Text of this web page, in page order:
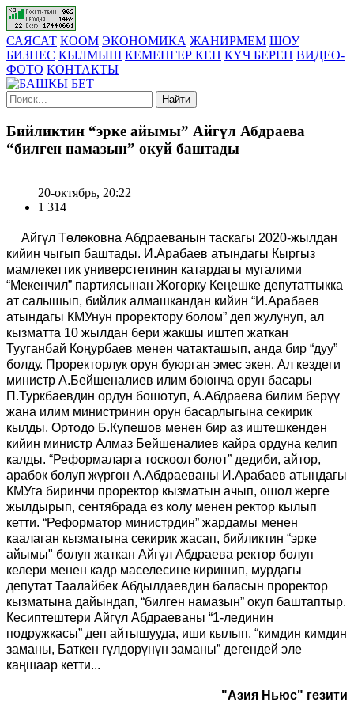
САЯСАТ КООМ ЭКОНОМИКА ЖАНИРМЕМ ШОУ
БИЗНЕС КЫЛМЫШ КЕМЕНГЕР КЕП КҮЧ БЕРЕН ВИДЕО-
ФОТО КОНТАКТЫ
Найти
Бийликтин “эрке айымы” Айгүл Абдраева
“билген намазын” окуй баштады
20-октябрь, 20:22
1 314
Айгүл Төлөковна Абдраеванын таскагы 2020-жылдан
кийин чыгып баштады. И.Арабаев атындагы Кыргыз
мамлекеттик универстетинин катардагы мугалими
“Мекенчил” партиясынан Жогорку Кеңешке депутаттыкка
ат салышып, бийлик алмашкандан кийин “И.Арабаев
атындагы КМУнун проректору болом” деп жулунуп, ал
кызматта 10 жылдан бери жакшы иштеп жаткан
Тууганбай Коңурбаев менен чатакташып, анда бир “дуу”
болду. Проректорлук орун буюрган эмес экен. Ал кездеги
министр А.Бейшеналиев илим боюнча орун басары
П.Туркбаевдин ордун бошотуп, А.Абдраева билим берүү
жана илим министринин орун басарлыгына секирик
кылды. Ортодо Б.Купешов менен бир аз иштешкенден
кийин министр Алмаз Бейшеналиев кайра ордуна келип
калды. “Реформаларга тоскоол болот” дедиби, айтор,
арабөк болуп жүргөн А.Абдраеваны И.Арабаев атындагы
КМУга биринчи проректор кызматын ачып, ошол жерге
жылдырып, сентябрада өз колу менен ректор кылып
кетти. “Реформатор министрдин” жардамы менен
каалаган кызматына секирик жасап, бийликтин “эрке
айымы" болуп жаткан Айгүл Абдраева ректор болуп
келери менен кадр маселесине киришип, мурдагы
депутат Таалайбек Абдылдаевдин баласын проректор
кызматына дайындап, “билген намазын” окуп баштаптыр.
Кесиптештери Айгүл Абдраеваны “1-лединин
подружкасы” деп айтышууда, иши кылып, “кимдин кимдин
заманы, Баткен гүлдөрүнүн заманы” дегендей эле
каңшаар кетти...
"Азия Ньюс" гезити